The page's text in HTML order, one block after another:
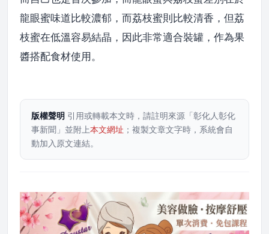
龍眼蜜味道比較濃郁，而荔枝蜜則比較清香，但荔
枝蜜在低溫容易結晶，因此非常適合裝罐，作為果
醬搭配食材使用。
版權聲明 引用或轉載本文時，請註明來源「彰化人彰化
事新聞」並附上本文網址 ；複製文章文字時，系統會自
動加入原文連結。